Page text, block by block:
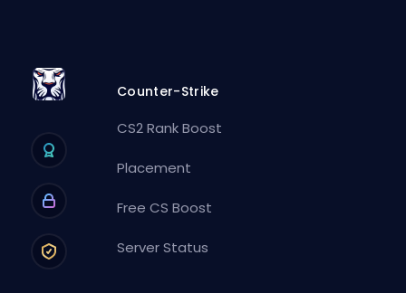
Counter-Strike
CS2 Rank Boost
Placement
Free CS Boost
Server Status